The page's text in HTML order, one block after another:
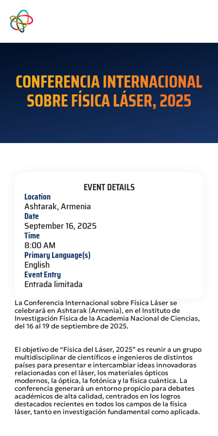
CONFERENCIA INTERNACIONAL
SOBRE FÍSICA LÁSER, 2025
La Conferencia Internacional sobre Física Láser se
celebrará en Ashtarak (Armenia), en el Instituto de
Investigación Física de la Academia Nacional de Ciencias,
del 16 al 19 de septiembre de 2025.
El objetivo de “Física del Láser, 2025” es reunir a un grupo
multidisciplinar de científicos e ingenieros de distintos
países para presentar e intercambiar ideas innovadoras
relacionadas con el láser, los materiales ópticos
modernos, la óptica, la fotónica y la física cuántica. La
conferencia generará un entorno propicio para debates
académicos de alta calidad, centrados en los logros
destacados recientes en todos los campos de la física
láser, tanto en investigación fundamental como aplicada.
EVENT DETAILS
Location
Ashtarak, Armenia
Date
September 16, 2025
Time
8:00 AM
Primary Language(s)
English
Event Entry
Entrada limitada